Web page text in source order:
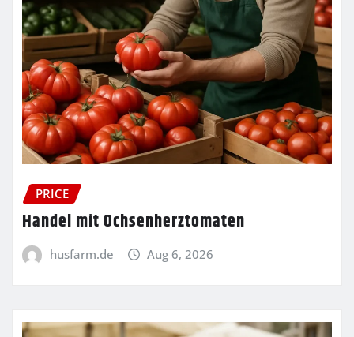
PRICE
Handel mit Ochsenherztomaten
husfarm.de Aug 6, 2026